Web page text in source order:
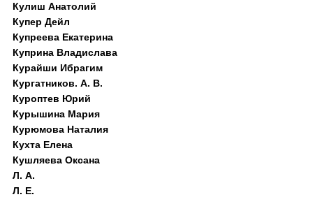
Кулиш Анатолий
Купер Дейл
Купреева Екатерина
Куприна Владислава
Курайши Ибрагим
Кургатников. А. В.
Куроптев Юрий
Курышина Мария
Курюмова Наталия
Кухта Елена
Кушляева Оксана
Л. А.
Л. Е.